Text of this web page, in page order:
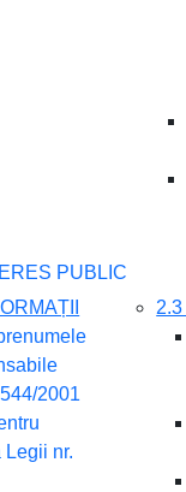
PUBLIC
2001
nr.